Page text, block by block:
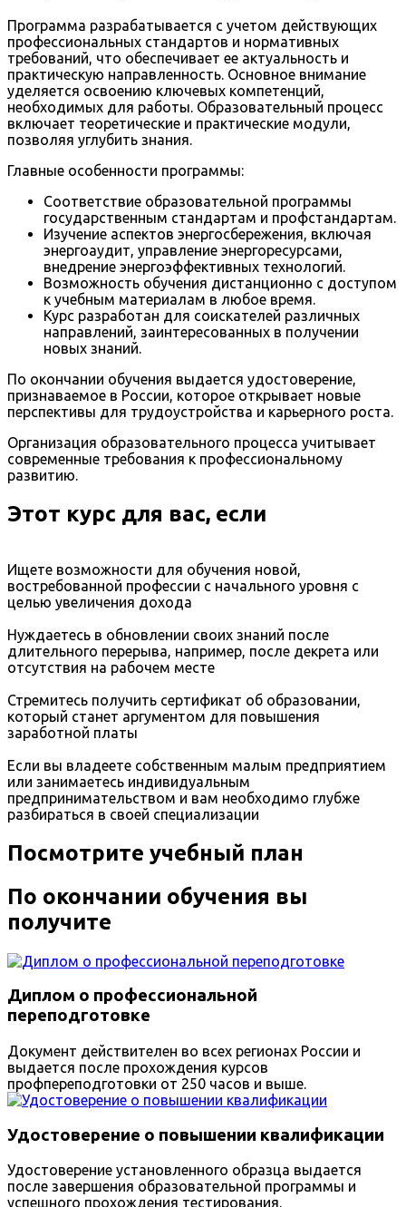
Программа разрабатывается с учетом действующих
профессиональных стандартов и нормативных
требований, что обеспечивает ее актуальность и
практическую направленность. Основное внимание
уделяется освоению ключевых компетенций,
необходимых для работы. Образовательный процесс
включает теоретические и практические модули,
позволяя углубить знания.
Главные особенности программы:
Соответствие образовательной программы
государственным стандартам и профстандартам.
Изучение аспектов энергосбережения, включая
энергоаудит, управление энергоресурсами,
внедрение энергоэффективных технологий.
Возможность обучения дистанционно с доступом
к учебным материалам в любое время.
Курс разработан для соискателей различных
направлений, заинтересованных в получении
новых знаний.
По окончании обучения выдается удостоверение,
признаваемое в России, которое открывает новые
перспективы для трудоустройства и карьерного роста.
Организация образовательного процесса учитывает
современные требования к профессиональному
развитию.
Этот курс для вас, если
Ищете возможности для обучения новой,
востребованной профессии с начального уровня с
целью увеличения дохода
Нуждаетесь в обновлении своих знаний после
длительного перерыва, например, после декрета или
отсутствия на рабочем месте
Стремитесь получить сертификат об образовании,
который станет аргументом для повышения
заработной платы
Если вы владеете собственным малым предприятием
или занимаетесь индивидуальным
предпринимательством и вам необходимо глубже
разбираться в своей специализации
Посмотрите учебный план
По окончании обучения вы
получите
Диплом о профессиональной
переподготовке
Документ действителен во всех регионах России и
выдается после прохождения курсов
профпереподготовки от 250 часов и выше.
Удостоверение о повышении квалификации
Удостоверение установленного образца выдается
после завершения образовательной программы и
успешного прохождения тестирования.